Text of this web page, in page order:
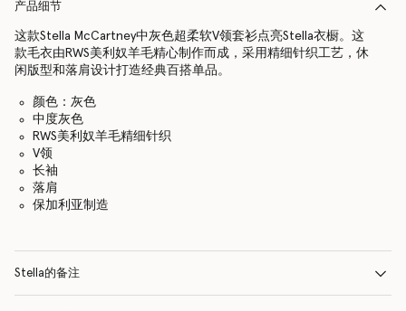
产品细节
这款Stella McCartney中灰色超柔软V领套衫点亮Stella衣橱。这
款毛衣由RWS美利奴羊毛精心制作而成，采用精细针织工艺，休
闲版型和落肩设计打造经典百搭单品。
颜色：灰色
中度灰色
RWS美利奴羊毛精细针织
V领
长袖
落肩
保加利亚制造
Stella的备注